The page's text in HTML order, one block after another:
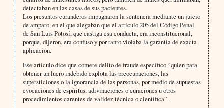
detectaban en las casas de sus pacientes.
Los presuntos curanderos impugnaron la sentencia mediante un juicio
de amparo, en el que alegaban que el artículo 205 del Código Penal
de San Luis Potosí, que castiga esa conducta, era inconstitucional,
porque, dijeron, era confuso y por tanto violaba la garantía de exacta
aplicación.
Ese artículo dice que comete delito de fraude específico “quien para
obtener un lucro indebido explota las preocupaciones, las
supersticiones o la ignorancia de las personas, por medio de supuestas
evocaciones de espíritus, adivinaciones o curaciones u otros
procedimientos carentes de validez técnica o científica”.